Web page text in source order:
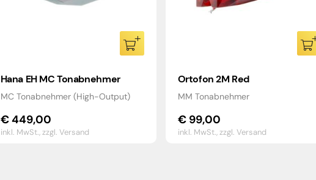
Hana EH MC Tonabnehmer
MC Tonabnehmer (High-Output)
€449,00
inkl. MwSt.,zzgl. Versand
Ortofon 2M Red
MM Tonabnehmer
€99,00
inkl. MwSt.,zzgl. Versand